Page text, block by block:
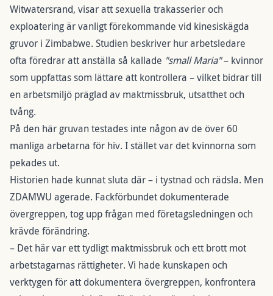
Witwatersrand, visar att sexuella trakasserier och
exploatering är vanligt förekommande vid kinesiskägda
gruvor i Zimbabwe. Studien beskriver hur arbetsledare
ofta föredrar att anställa så kallade "small Maria"– kvinnor
som uppfattas som lättare att kontrollera – vilket bidrar till
en arbetsmiljö präglad av maktmissbruk, utsatthet och
tvång.
På den här gruvan testades inte någon av de över 60
manliga arbetarna för hiv. I stället var det kvinnorna som
pekades ut.
Historien hade kunnat sluta där – i tystnad och rädsla. Men
ZDAMWU agerade. Fackförbundet dokumenterade
övergreppen, tog upp frågan med företagsledningen och
krävde förändring.
– Det här var ett tydligt maktmissbruk och ett brott mot
arbetstagarnas rättigheter. Vi hade kunskapen och
verktygen för att dokumentera övergreppen, konfrontera